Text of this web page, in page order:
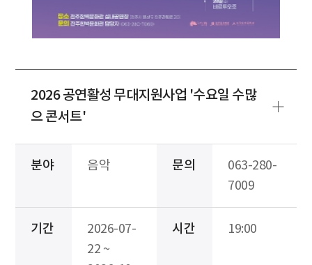
2026 공연활성 무대지원사업 '수요일 수많
으 콘서트'
분야 음악 문의
063-280-
7009
기간
2026-07-
22 ~
시간 19:00